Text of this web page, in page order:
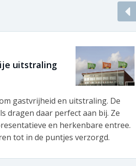
uitstraling
gastvrijheid en uitstraling. De
dragen daar perfect aan bij. Ze
en herkenbare entree.
tot in de puntjes verzorgd.